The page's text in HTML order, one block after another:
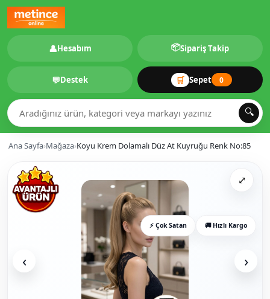
🔍
👤Hesabım 📦Sipariş Takip
💬Destek 🛒 Sepet 0
Ana Sayfa›Mağaza›Koyu Krem Dolamalı Düz At Kuyruğu Renk No:85
⚡ Çok Satan 🚚 Hızlı Kargo
‹ ›
⤢